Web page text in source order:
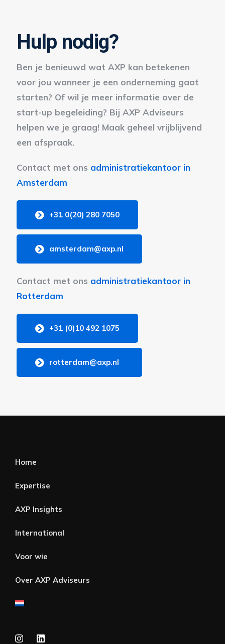
Hulp nodig?
Ben je benieuwd wat AXP kan betekenen
voor jou wanneer je een onderneming gaat
starten? Of wil je meer informatie over de
start-up begeleiding? Bij AXP Adviseurs
helpen we je graag! Maak geheel vrijblijvend
een afspraak.
Contact met ons administratiekantoor in
Amsterdam
+31 0(20) 280 7050
amsterdam@axp.nl
Contact met ons administratiekantoor in
Rotterdam
+31 (0)10 492 1075
rotterdam@axp.nl
Home
Expertise
AXP Insights
International
Voor wie
Over AXP Adviseurs